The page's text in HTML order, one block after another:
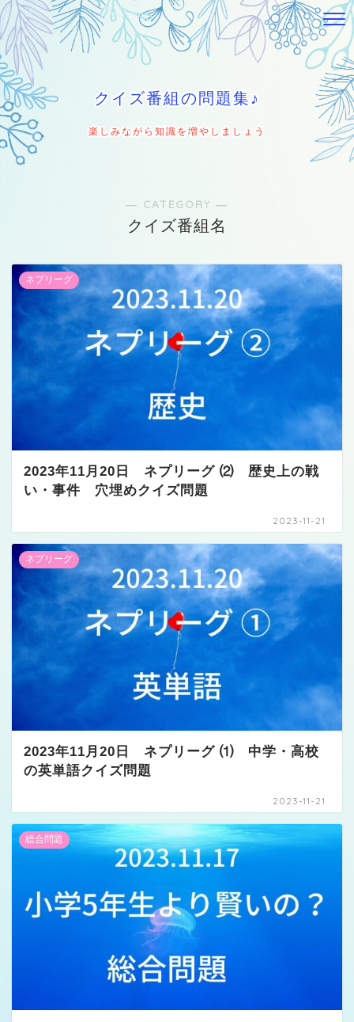
クイズ番組の問題集♪
楽しみながら知識を増やしましょう
― CATEGORY ―
クイズ番組名
ネプリーグ
2023年11月20日 ネプリーグ ⑵ 歴史上の戦
い・事件 穴埋めクイズ問題
2023-11-21
ネプリーグ
2023年11月20日 ネプリーグ ⑴ 中学・高校
の英単語クイズ問題
2023-11-21
総合問題